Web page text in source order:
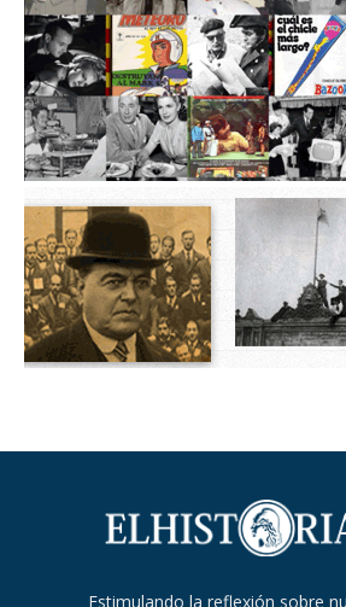
Estimulando la reflexión sobre